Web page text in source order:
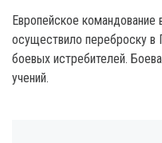
Европейское
осуществило переброску в
боевых истребителей.
учений.